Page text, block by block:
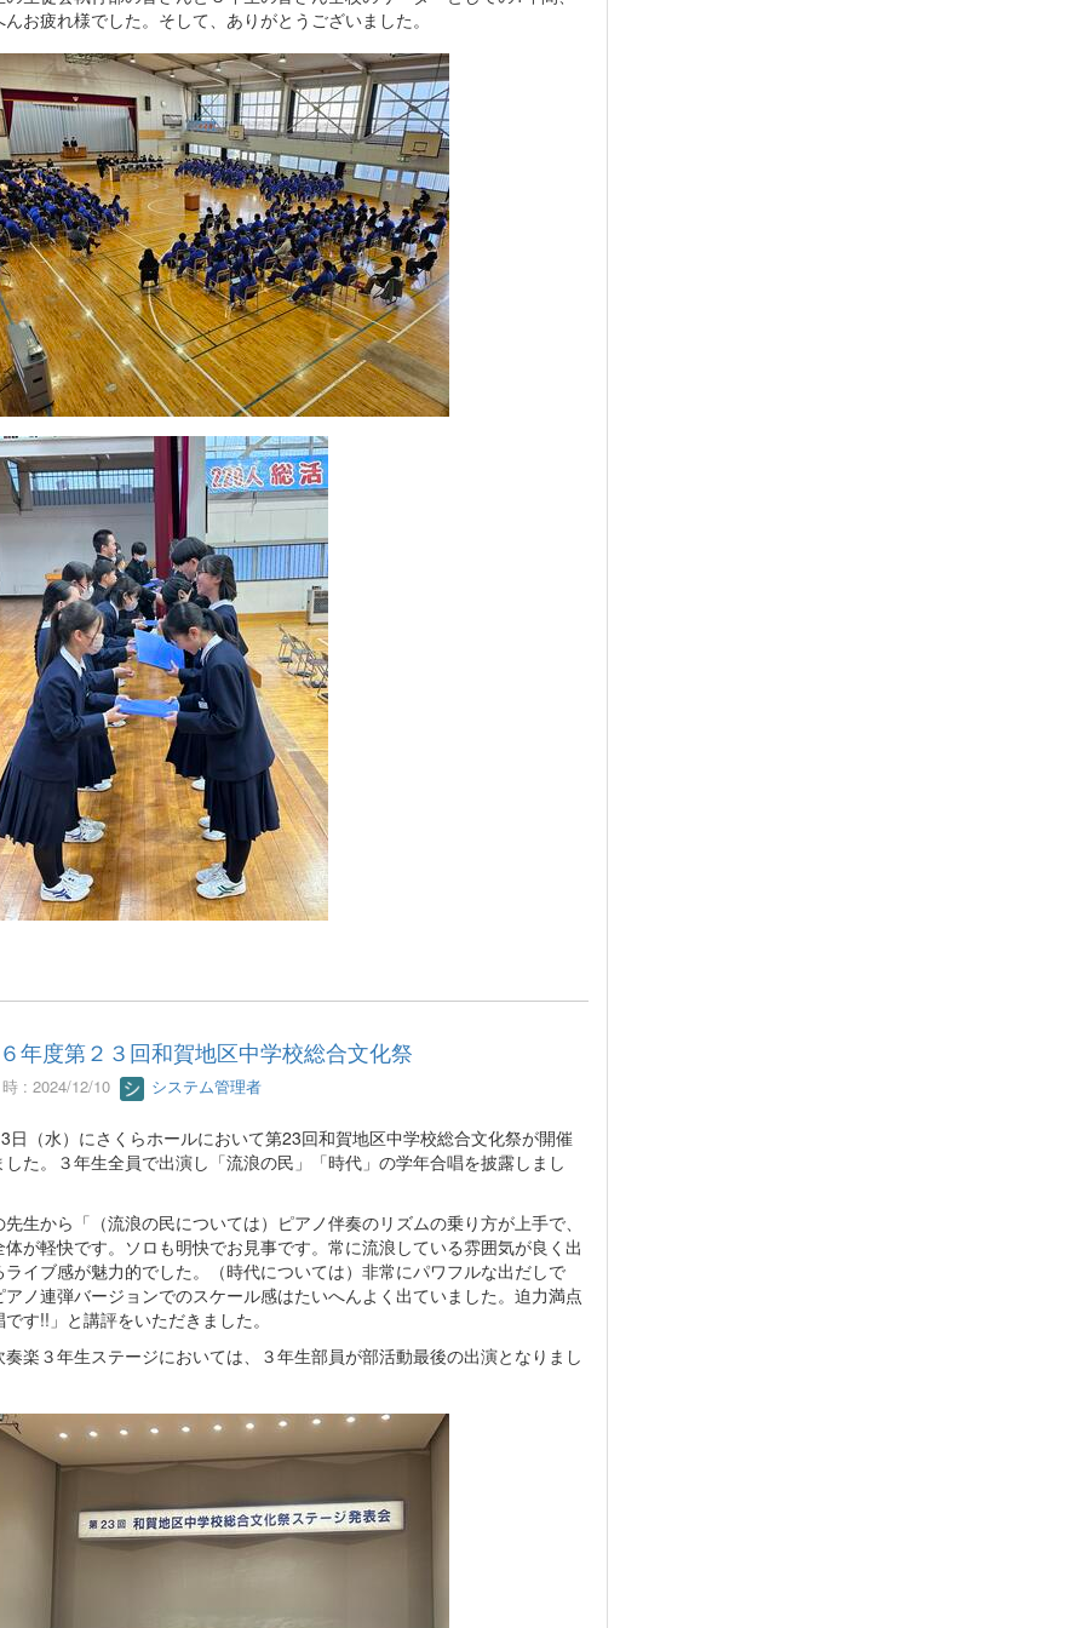
お疲れ様でした。そして、ありがとうございました。
年度第２３回和賀地区中学校総合文化祭
: 2024/12/10 システム管理者
日（水）にさくらホールにおいて第23回和賀地区中学校総合文化祭が開催
した。３年生全員で出演し「流浪の民」「時代」の学年合唱を披露しまし
生から「（流浪の民については）ピアノ伴奏のリズムの乗り方が上手で、
体が軽快です。ソロも明快でお見事です。常に流浪している雰囲気が良く出
ライブ感が魅力的でした。（時代については）非常にパワフルな出だしで
アノ連弾バージョンでのスケール感はたいへんよく出ていました。迫力満点
す!!」と講評をいただきました。
奏楽３年生ステージにおいては、３年生部員が部活動最後の出演となりまし